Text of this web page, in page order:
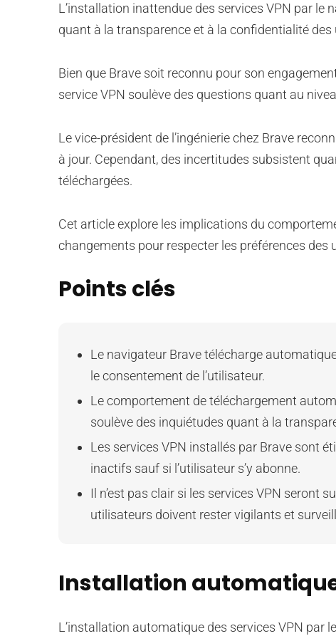
L’installation inattendue des services VPN par le
quant à la transparence et à la confidentialité des
Bien que Brave soit reconnu pour son
service VPN soulève des questions quant au
Le vice-président de l’ingénierie chez Brave
à jour. Cependant, des incertitudes subsistent
téléchargées.
Cet article explore les implications du
changements pour respecter les préférences des
Points clés
Le navigateur Brave télécharge
le consentement de l’utilisateur.
Le comportement de téléchargement
soulève des inquiétudes quant à la
Les services VPN installés par Brave sont
inactifs sauf si l’utilisateur s’y abonne.
Il n’est pas clair si les services VPN seront
utilisateurs doivent rester vigilants et
Installation automatique
L’installation automatique des services VPN par